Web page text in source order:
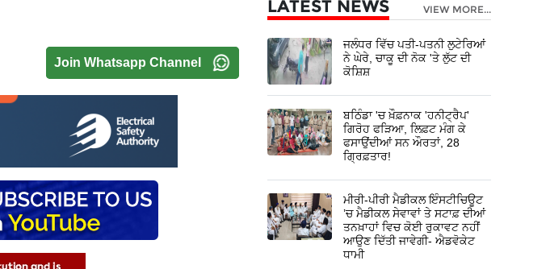
Join Whatsapp Channel
LATEST NEWS VIEW MORE...
ਜਲੰਧਰ ਵਿੱਚ ਪਤੀ-ਪਤਨੀ ਲੁਟੇਰਿਆਂ
ਨੇ ਘੇਰੇ, ਚਾਕੂ ਦੀ ਨੋਕ 'ਤੇ ਲੁੱਟ ਦੀ
ਕੋਸ਼ਿਸ਼
ਬਠਿੰਡਾ 'ਚ ਖ਼ੌਫ਼ਨਾਕ 'ਹਨੀਟ੍ਰੈਪ'
ਗਿਰੋਹ ਫੜਿਆ, ਲਿਫ਼ਟ ਮੰਗ ਕੇ
ਫਸਾਉਂਦੀਆਂ ਸਨ ਔਰਤਾਂ, 28
ਗ੍ਰਿਫ਼ਤਾਰ!
ਮੀਰੀ-ਪੀਰੀ ਮੈਡੀਕਲ ਇੰਸਟੀਚਿਊਟ
’ਚ ਮੈਡੀਕਲ ਸੇਵਾਵਾਂ ਤੇ ਸਟਾਫ਼ ਦੀਆਂ
ਤਨਖ਼ਾਹਾਂ ਵਿਚ ਕੋਈ ਰੁਕਾਵਟ ਨਹੀਂ
ਆਉਣ ਦਿੱਤੀ ਜਾਵੇਗੀ- ਐਡਵੋਕੇਟ
ਧਾਮੀ